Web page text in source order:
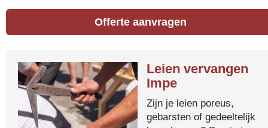
Offerte aanvragen
Leien vervangen
Impe
Zijn je leien poreus,
gebarsten of gedeeltelijk